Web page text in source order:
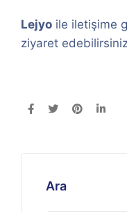
Lejyo ile iletişime
ziyaret
Ara